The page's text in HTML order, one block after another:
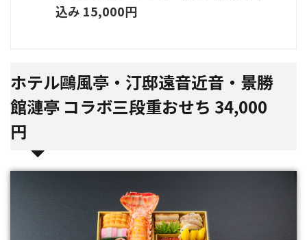
込み 15,000円
ホテル鷗風亭・汀邸遠音近音・景勝
館漣亭 コラボ三段重おせち 34,000
円